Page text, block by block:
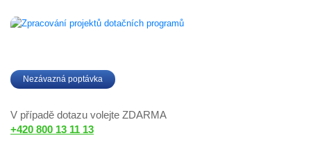
Nezávazná poptávka
V případě dotazu volejte ZDARMA
+420 800 13 11 13